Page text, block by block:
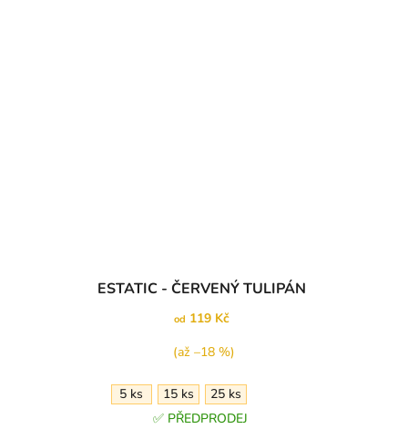
ESTATIC - ČERVENÝ TULIPÁN
od 119 Kč
(až –18 %)
5 ks 15 ks
25 ks
✅ PŘEDPRODEJ